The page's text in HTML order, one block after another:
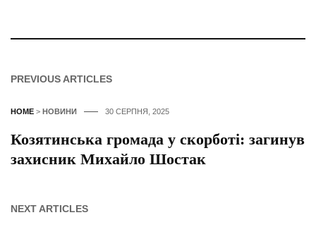
PREVIOUS ARTICLES
HOME > НОВИНИ 30 СЕРПНЯ, 2025
Козятинська громада у скорботі: загинув
захисник Михайло Шостак
NEXT ARTICLES